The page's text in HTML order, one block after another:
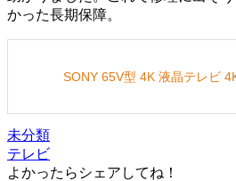
かった長期保障。
SONY 65V型 4K 液晶テレビ
未分類
テレビ
よかったらシェアしてね！